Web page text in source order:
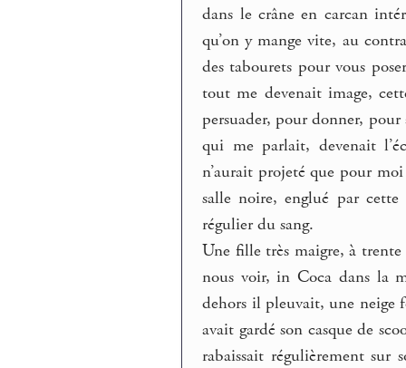
dans le crâne en carcan
qu’on y mange vite, au
des tabourets pour vous
tout me devenait image,
persuader, pour donner,
qui me parlait, devenait
n’aurait projeté que pour
salle noire, englué par
régulier du sang.
Une fille très maigre, à
nous voir, in Coca dans la
dehors il pleuvait, une neige
avait gardé son casque de
rabaissait régulièrement sur